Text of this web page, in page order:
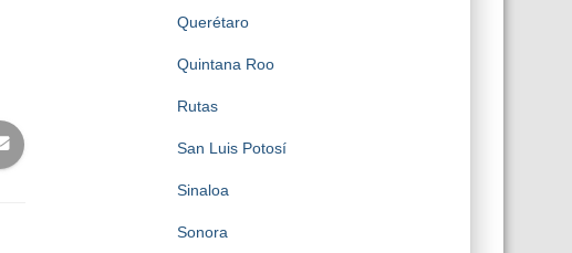
Querétaro
Quintana Roo
Rutas
San Luis Potosí
Sinaloa
Sonora